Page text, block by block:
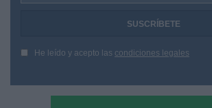
He leído y acepto las condiciones legales